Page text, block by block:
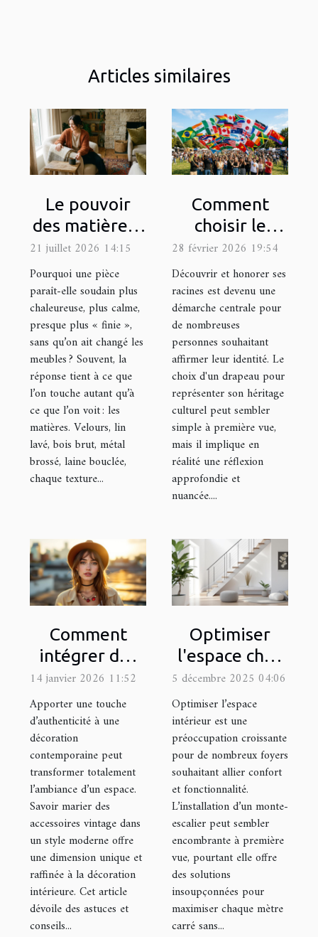
Articles similaires
Le pouvoir
des matières :
comment les
textures
influencent
l’ambiance
21 juillet 2026 14:15
Pourquoi une pièce
paraît-elle soudain plus
chaleureuse, plus calme,
presque plus « finie »,
sans qu’on ait changé les
meubles ? Souvent, la
réponse tient à ce que
l’on touche autant qu’à
ce que l’on voit : les
matières. Velours, lin
lavé, bois brut, métal
brossé, laine bouclée,
chaque texture...
Comment
choisir le
drapeau
représentatif
de votre
héritage
culturel ?
28 février 2026 19:54
Découvrir et honorer ses
racines est devenu une
démarche centrale pour
de nombreuses
personnes souhaitant
affirmer leur identité. Le
choix d'un drapeau pour
représenter son héritage
culturel peut sembler
simple à première vue,
mais il implique en
réalité une réflexion
approfondie et
nuancée....
Comment
intégrer des
accessoires
vintage dans
un style
moderne ?
14 janvier 2026 11:52
Apporter une touche
d’authenticité à une
décoration
contemporaine peut
transformer totalement
l’ambiance d’un espace.
Savoir marier des
accessoires vintage dans
un style moderne offre
une dimension unique et
raffinée à la décoration
intérieure. Cet article
dévoile des astuces et
conseils...
Optimiser
l'espace chez
soi : est-ce
possible avec
un monte-
escalier ?
5 décembre 2025 04:06
Optimiser l’espace
intérieur est une
préoccupation croissante
pour de nombreux foyers
souhaitant allier confort
et fonctionnalité.
L’installation d’un monte-
escalier peut sembler
encombrante à première
vue, pourtant elle offre
des solutions
insoupçonnées pour
maximiser chaque mètre
carré sans...